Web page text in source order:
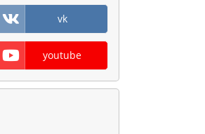
vk
youtube